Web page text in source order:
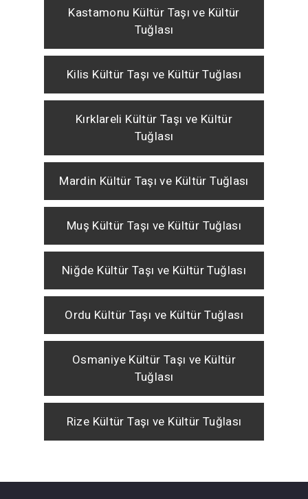
Kastamonu Kültür Taşı ve Kültür
Tuğlası
Kilis Kültür Taşı ve Kültür Tuğlası
Kırklareli Kültür Taşı ve Kültür
Tuğlası
Mardin Kültür Taşı ve Kültür Tuğlası
Muş Kültür Taşı ve Kültür Tuğlası
Niğde Kültür Taşı ve Kültür Tuğlası
Ordu Kültür Taşı ve Kültür Tuğlası
Osmaniye Kültür Taşı ve Kültür
Tuğlası
Rize Kültür Taşı ve Kültür Tuğlası